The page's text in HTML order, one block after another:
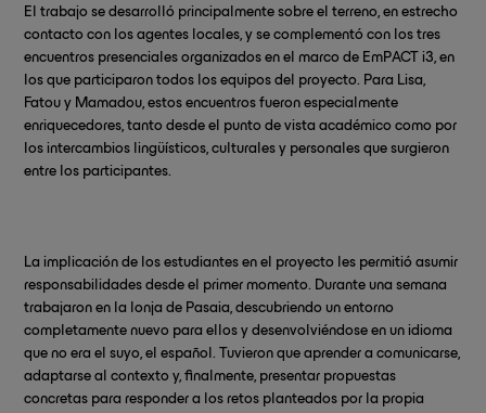
El trabajo se desarrolló principalmente sobre el terreno, en estrecho
contacto con los agentes locales, y se complementó con los tres
encuentros presenciales organizados en el marco de EmPACT i3, en
los que participaron todos los equipos del proyecto. Para Lisa,
Fatou y Mamadou, estos encuentros fueron especialmente
enriquecedores, tanto desde el punto de vista académico como por
los intercambios lingüísticos, culturales y personales que surgieron
entre los participantes.
La implicación de los estudiantes en el proyecto les permitió asumir
responsabilidades desde el primer momento. Durante una semana
trabajaron en la lonja de Pasaia, descubriendo un entorno
completamente nuevo para ellos y desenvolviéndose en un idioma
que no era el suyo, el español. Tuvieron que aprender a comunicarse,
adaptarse al contexto y, finalmente, presentar propuestas
concretas para responder a los retos planteados por la propia